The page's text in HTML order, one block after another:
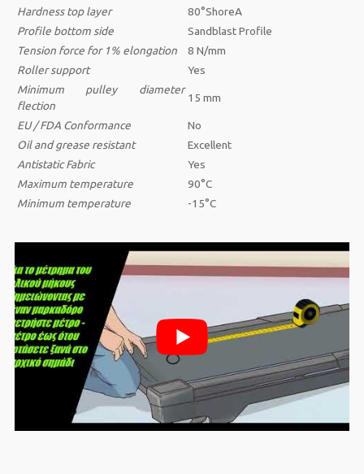
Hardness top layer
80°ShoreA
Profile bottom side
Sandblast Profile
Tension force for 1% elongation
8 N/mm
Roller support
Yes
Minimum pulley diameter
flection
15 mm
EU / FDA Conformance
No
Oil and grease resistant
Excellent
AntistaticFabric
Yes
Maximum temperature
90°C
Minimum temperature
-15°C